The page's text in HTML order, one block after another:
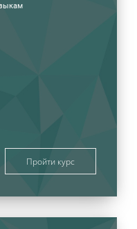
Пройти курс